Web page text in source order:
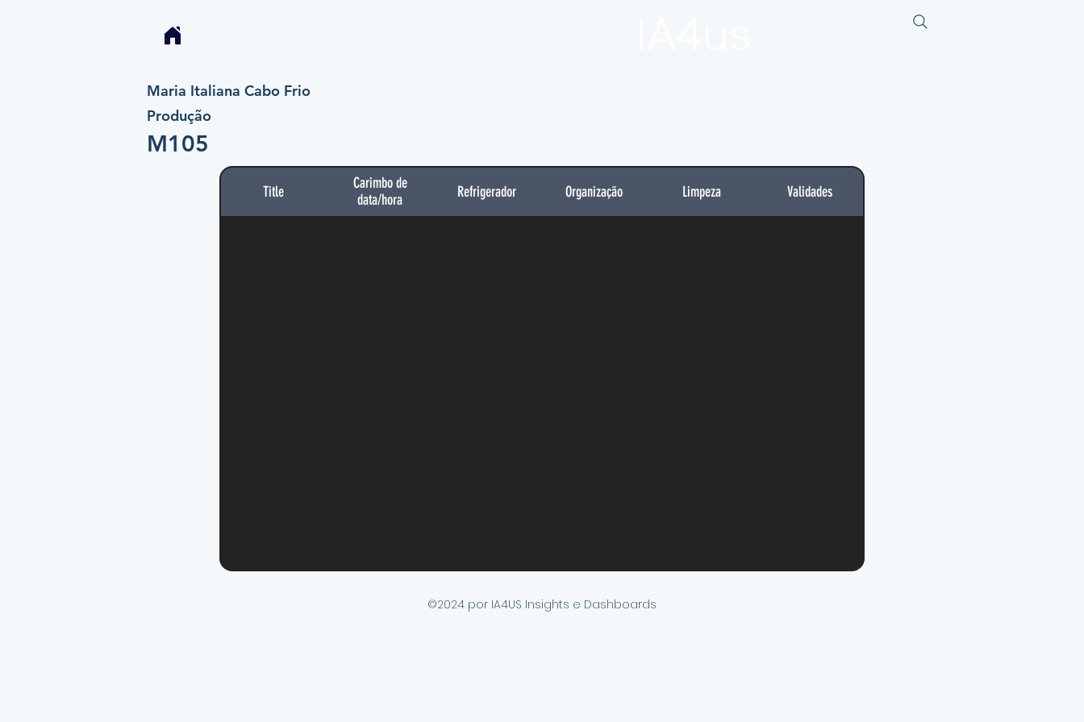
Maria Italiana Cabo Frio
Produção
M105
Title
Carimbo de
data/hora
Refrigerador Organização Limpeza Validades
©2024 por IA4US Insights e Dashboards